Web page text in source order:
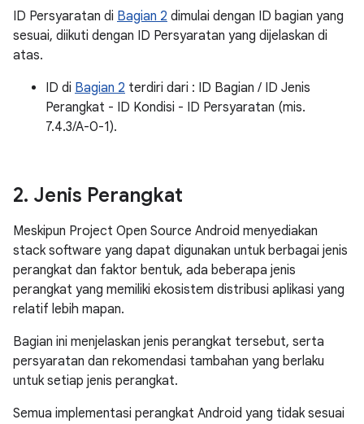
ID Persyaratan di Bagian 2 dimulai dengan ID bagian yang
sesuai, diikuti dengan ID Persyaratan yang dijelaskan di
atas.
ID di Bagian 2 terdiri dari : ID Bagian / ID Jenis
Perangkat - ID Kondisi - ID Persyaratan (mis.
7.4.3/A-0-1).
2. Jenis Perangkat
Meskipun Project Open Source Android menyediakan
stack software yang dapat digunakan untuk berbagai jenis
perangkat dan faktor bentuk, ada beberapa jenis
perangkat yang memiliki ekosistem distribusi aplikasi yang
relatif lebih mapan.
Bagian ini menjelaskan jenis perangkat tersebut, serta
persyaratan dan rekomendasi tambahan yang berlaku
untuk setiap jenis perangkat.
Semua implementasi perangkat Android yang tidak sesuai